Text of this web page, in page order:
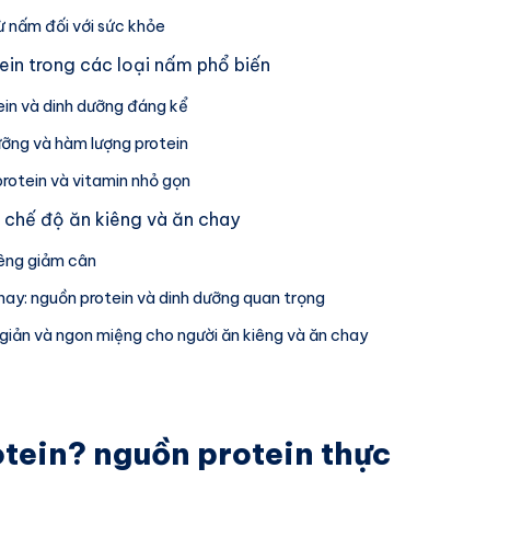
đối với sức khỏe
trong các loại nấm phổ biến
và dinh dưỡng đáng kể
và hàm lượng protein
và vitamin nhỏ gọn
độ ăn kiêng và ăn chay
giảm cân
nguồn protein và dinh dưỡng quan trọng
và ngon miệng cho người ăn kiêng và ăn chay
nguồn protein thực